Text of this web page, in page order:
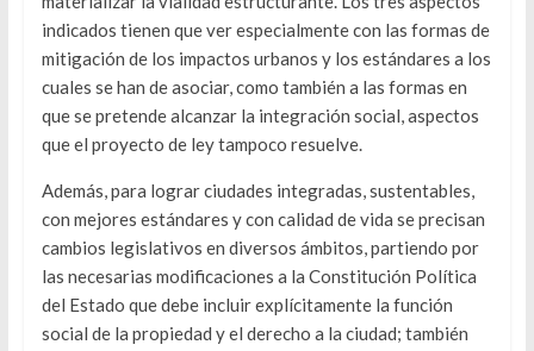
indicados tienen que ver especialmente con las formas de
mitigación de los impactos urbanos y los estándares a los
cuales se han de asociar, como también a las formas en
que se pretende alcanzar la integración social, aspectos
que el proyecto de ley tampoco resuelve.
Además, para lograr ciudades integradas, sustentables,
con mejores estándares y con calidad de vida se precisan
cambios legislativos en diversos ámbitos, partiendo por
las necesarias modificaciones a la Constitución Política
del Estado que debe incluir explícitamente la función
social de la propiedad y el derecho a la ciudad; también